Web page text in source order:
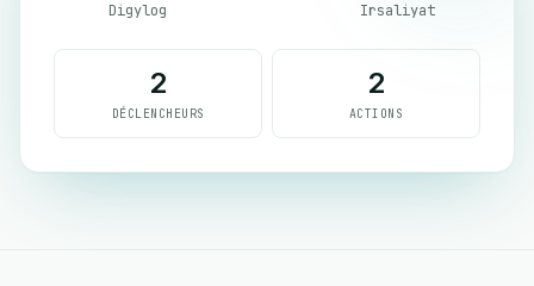
Digylog Irsaliyat
2
DÉCLENCHEURS
2
ACTIONS